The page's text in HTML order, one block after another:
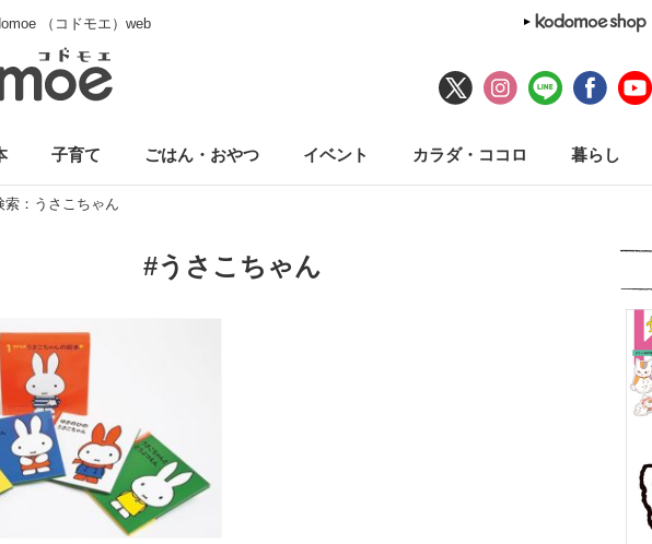
（コドモエ）web
子育て ごはん・おやつ イベント カラダ・ココロ 暮らし
索：うさこちゃん
#うさこちゃん